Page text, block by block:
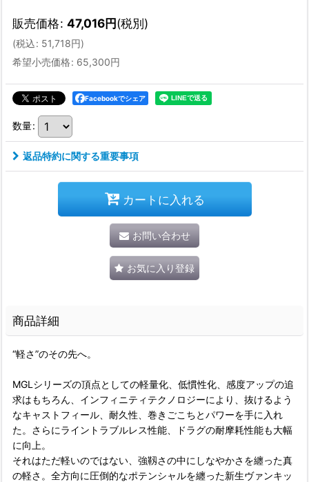
販売価格: 47,016円(税別)
(税込: 51,718円)
希望小売価格: 65,300円
Facebookでシェア
数量:
返品特約に関する重要事項
カートに入れる
お問い合わせ
お気に入り登録
商品詳細
“軽さ”のその先へ。
MGLシリーズの頂点としての軽量化、低慣性化、感度アップの追
求はもちろん、インフィニティテクノロジーにより、抜けるよう
なキャストフィール、耐久性、巻きごこちとパワーを手に入れ
た。さらにライントラブルレス性能、ドラグの耐摩耗性能も大幅
に向上。
それはただ軽いのではない、強靱さの中にしなやかさを纏った真
の軽さ。全方向に圧倒的なポテンシャルを纏った新生ヴァンキッ